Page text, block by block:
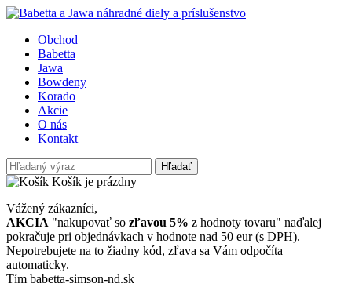
Obchod
Babetta
Jawa
Bowdeny
Korado
Akcie
O nás
Kontakt
Hľadať
Košík je prázdny
Vážený zákazníci,
AKCIA "nakupovať so zľavou 5% z hodnoty tovaru" naďalej
pokračuje pri objednávkach v hodnote nad 50 eur (s DPH).
Nepotrebujete na to žiadny kód, zľava sa Vám odpočíta
automaticky.
Tím babetta-simson-nd.sk